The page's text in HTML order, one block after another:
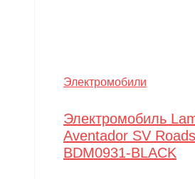
Электромобили
Электромобиль
Aventador SV
BDM0931-BLACK